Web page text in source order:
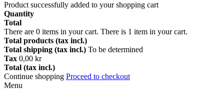
Product successfully added to your shopping cart
Quantity
Total
There are 0 items in your cart. There is 1 item in your cart.
Total products (tax incl.)
Total shipping (tax incl.) To be determined
Tax 0,00 kr
Total (tax incl.)
Continue shopping Proceed to checkout
Menu